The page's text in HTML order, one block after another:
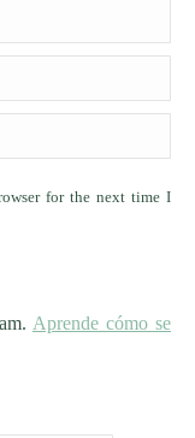
for the next time I
Aprende cómo se